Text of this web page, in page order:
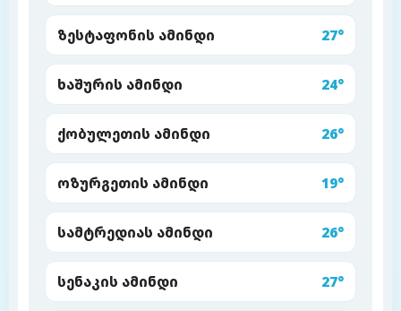
ზესტაფონის ამინდი 27°
ხაშურის ამინდი 24°
ქობულეთის ამინდი 26°
ოზურგეთის ამინდი 19°
სამტრედიას ამინდი 26°
სენაკის ამინდი 27°